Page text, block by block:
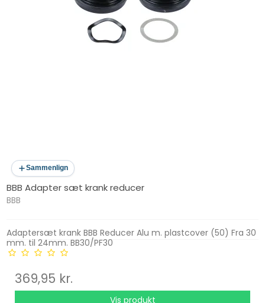
Sammenlign
BBB Adapter sæt krank reducer
BBB
Adaptersæt krank BBB Reducer Alu m. plastcover (50) Fra 30
mm. til 24mm. BB30/PF30
369,95 kr.
Vis produkt